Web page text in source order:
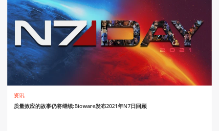
资讯
质量效应的故事仍将继续:Bioware发布2021年N7日回顾